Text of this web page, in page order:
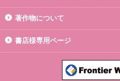
著作物について
書店様専用ページ